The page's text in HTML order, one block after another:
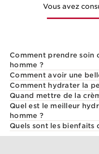
Vous avez
Comment prendre soin
homme ?
Comment avoir une
Comment hydrater la
Quand mettre de la
Quel est le meilleur
homme ?
Quels sont les bienfaits